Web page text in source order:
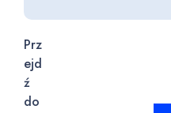
Prz
ejd
ź
do